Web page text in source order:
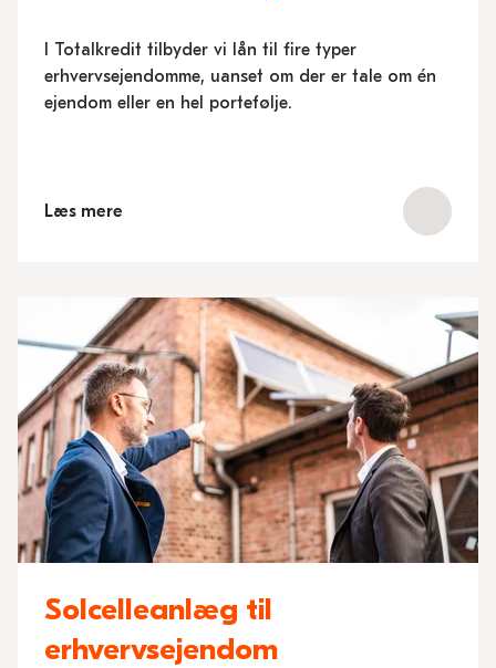
I Totalkredit tilbyder vi lån til fire typer
erhvervsejendomme, uanset om der er tale om én
ejendom eller en hel portefølje.
Læs mere
Solcelleanlæg til
erhvervsejendom